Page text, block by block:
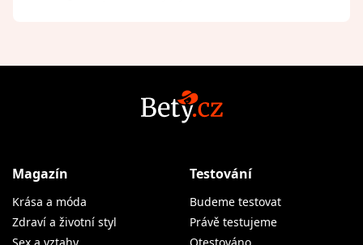
Magazín
Krása a móda
Zdraví a životní styl
Testování
Budeme testovat
Právě testujeme